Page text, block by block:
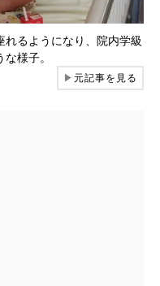
るようになり、院内学級
様子。
▶元記事を見る